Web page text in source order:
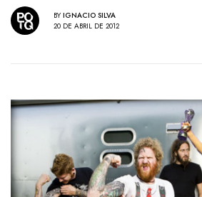
BY IGNACIO SILVA
20 DE ABRIL DE 2012